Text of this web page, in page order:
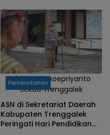
Photo Edy soepriyanto
Sekda Trenggalek
Pemerintahan
ASN di Sekretariat Daerah
Kabupaten Trenggalek
Peringati Hari Pendidikan